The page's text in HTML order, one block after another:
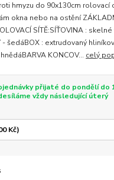
hmyzu do 90x130cm rolovací
okna nebo na ostění
SÍTĚ:SÍŤOVINA :
- šedáBOX : extrudovaný
KONCOV... celý
přijaté do pondělí do
vždy následující úterý